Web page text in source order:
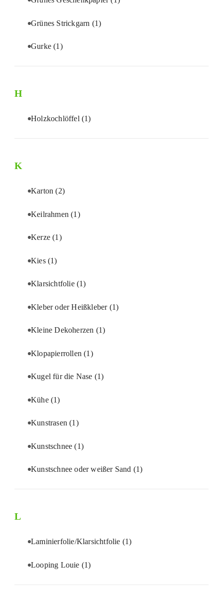
Grünes Strickgarn (1)
Gurke(1)
H
Holzkochlöffel (1)
K
Karton(2)
Keilrahmen(1)
Kerze(1)
Kies (1)
Klarsichtfolie (1)
Kleber oder Heißkleber (1)
Kleine Dekoherzen (1)
Klopapierrollen(1)
Kugel für die Nase (1)
Kühe (1)
Kunstrasen(1)
Kunstschnee(1)
Kunstschnee oder weißer Sand (1)
L
Laminierfolie/Klarsichtfolie (1)
Looping Louie (1)